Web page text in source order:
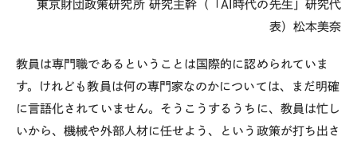
東京財団政策研究所 研究主幹（「AI時代の先生」研究代
表）松本美奈
教員は専門職であるということは国際的に認められていま
す。けれども教員は何の専門家なのかについては、まだ明確
に言語化されていません。そうこうするうちに、教員は忙し
いから、機械や外部人材に任せよう、という政策が打ち出さ